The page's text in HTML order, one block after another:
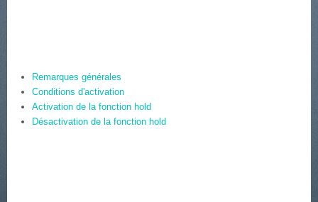
Remarques générales
Conditions d'activation
Activation de la fonction hold
Désactivation de la fonction hold